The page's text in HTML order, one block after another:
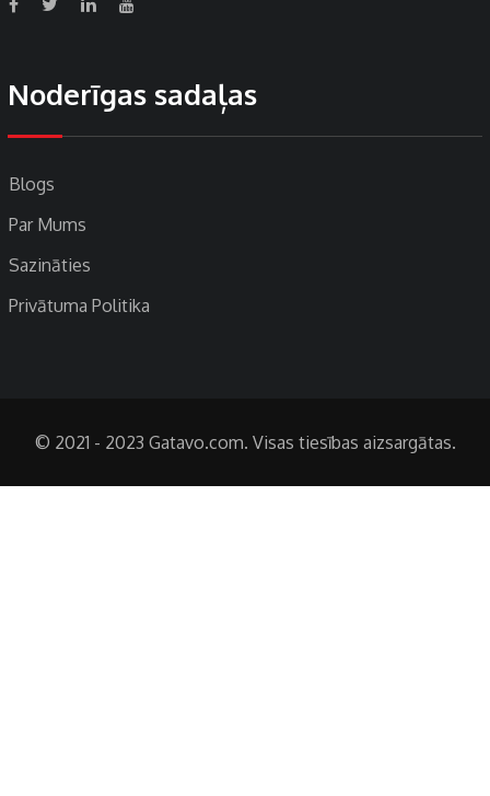
Noderīgas sadaļas
Blogs
Par Mums
Sazināties
Privātuma Politika
© 2021 - 2023 Gatavo.com. Visas tiesības aizsargātas.